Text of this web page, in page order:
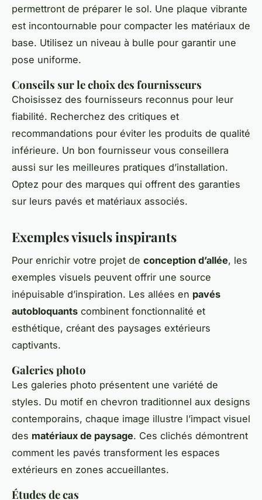
permettront de préparer le sol. Une plaque vibrante
est incontournable pour compacter les matériaux de
base. Utilisez un niveau à bulle pour garantir une
pose uniforme.
Conseils sur le choix des fournisseurs
Choisissez des fournisseurs reconnus pour leur
fiabilité. Recherchez des critiques et
recommandations pour éviter les produits de qualité
inférieure. Un bon fournisseur vous conseillera
aussi sur les meilleures pratiques d’installation.
Optez pour des marques qui offrent des garanties
sur leurs pavés et matériaux associés.
Exemples visuels inspirants
Pour enrichir votre projet de conception d’allée, les
exemples visuels peuvent offrir une source
inépuisable d’inspiration. Les allées en pavés
autobloquants combinent fonctionnalité et
esthétique, créant des paysages extérieurs
captivants.
Galeries photo
Les galeries photo présentent une variété de
styles. Du motif en chevron traditionnel aux designs
contemporains, chaque image illustre l’impact visuel
des matériaux de paysage. Ces clichés démontrent
comment les pavés transforment les espaces
extérieurs en zones accueillantes.
Études de cas